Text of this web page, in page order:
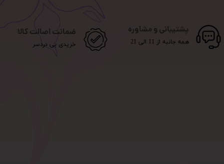
پشتیبانی و مشاوره
همه جانبه از 11 الی 21
ضمانت اصالت کالا
خریدی بی دردسر